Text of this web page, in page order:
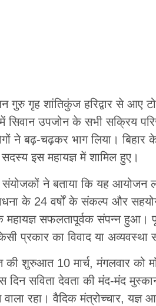
गुरु गृह शांतिकुंज हरिद्वार से आए
सिवान उपजोन के सभी सक्रिय
ने बढ़-चढ़कर भाग लिया। बिहार
इस महायज्ञ में शामिल हुए।
संयोजकों ने बताया कि यह आयोजन
के 24 वर्षों के संकल्प और
महायज्ञ सफलतापूर्वक संपन्न हुआ।
प्रकार का विवाद या अव्यवस्था
की शुरुआत 10 मार्च, मंगलवार को
दिन सविता देवता की मंद-मंद
रहा। वैदिक मंत्रोच्चार, यज्ञ